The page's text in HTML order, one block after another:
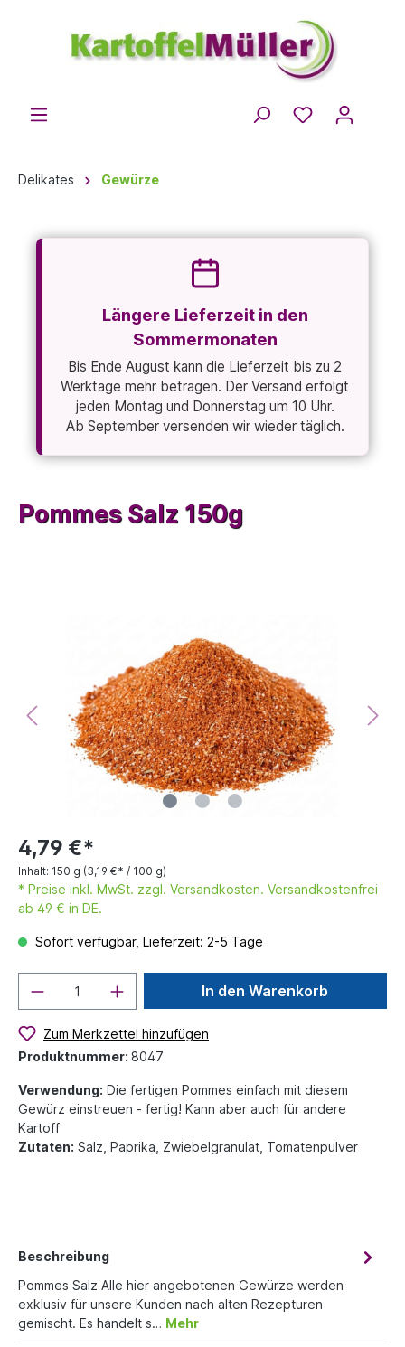
Delikates Gewürze
Längere Lieferzeit in den
Sommermonaten
Bis Ende August kann die Lieferzeit bis zu 2
Werktage mehr betragen. Der Versand erfolgt
jeden Montag und Donnerstag um 10 Uhr.
Ab September versenden wir wieder täglich.
Pommes Salz 150g
4,79 €*
Inhalt: 150 g (3,19 €* / 100 g)
* Preise inkl. MwSt. zzgl. Versandkosten. Versandkostenfrei
ab 49 € in DE.
Sofort verfügbar, Lieferzeit: 2-5 Tage
In den Warenkorb
Zum Merkzettel hinzufügen
Produktnummer: 8047
Verwendung: Die fertigen Pommes einfach mit diesem
Gewürz einstreuen - fertig! Kann aber auch für andere
Kartoff
Zutaten: Salz, Paprika, Zwiebelgranulat, Tomatenpulver
Beschreibung
Pommes Salz Alle hier angebotenen Gewürze werden
exklusiv für unsere Kunden nach alten Rezepturen
gemischt. Es handelt s… Mehr